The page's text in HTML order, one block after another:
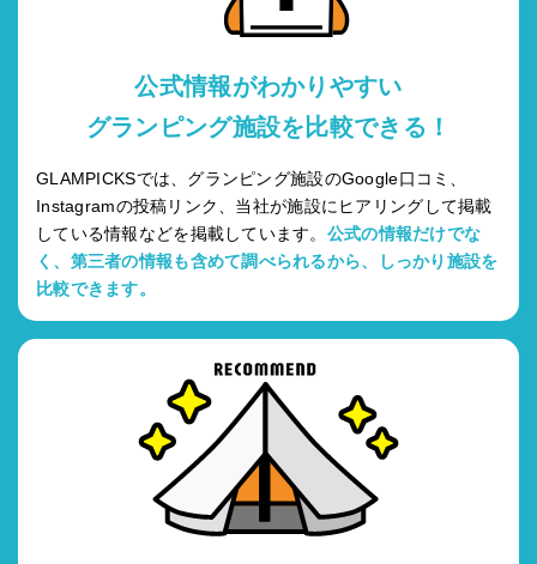
公式情報がわかりやすい
グランピング施設を比較できる！
GLAMPICKSでは、グランピング施設のGoogle口コミ、
Instagramの投稿リンク、当社が施設にヒアリングして掲載
している情報などを掲載しています。 公式の情報だけでな
く、第三者の情報も含めて調べられるから、しっかり施設を
比較できます。